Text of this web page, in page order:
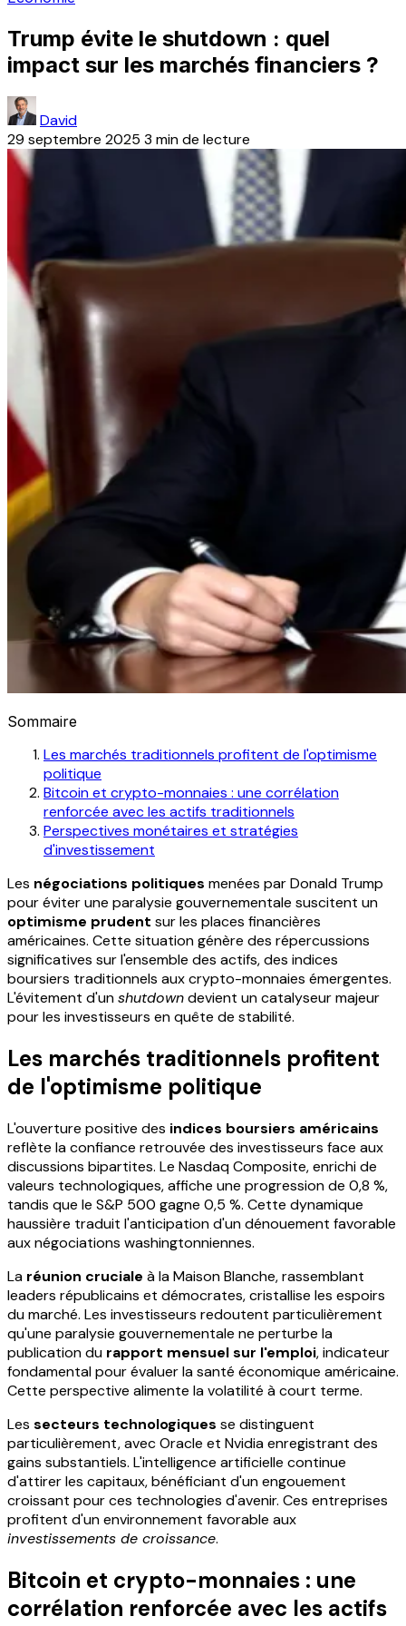
Trump évite le shutdown : quel
impact sur les marchés financiers ?
David
29 septembre 2025 3 min de lecture
Sommaire
Les marchés traditionnels profitent de l'optimisme
politique
Bitcoin et crypto-monnaies : une corrélation
renforcée avec les actifs traditionnels
Perspectives monétaires et stratégies
d'investissement
Les négociations politiques menées par Donald Trump
pour éviter une paralysie gouvernementale suscitent un
optimisme prudent sur les places financières
américaines. Cette situation génère des répercussions
significatives sur l'ensemble des actifs, des indices
boursiers traditionnels aux crypto-monnaies émergentes.
L'évitement d'unshutdowndevient un catalyseur majeur
pour les investisseurs en quête de stabilité.
Les marchés traditionnels profitent
de l'optimisme politique
L'ouverture positive des indices boursiers américains
reflète la confiance retrouvée des investisseurs face aux
discussions bipartites. Le Nasdaq Composite, enrichi de
valeurs technologiques, affiche une progression de 0,8 %,
tandis que le S&P 500 gagne 0,5 %. Cette dynamique
haussière traduit l'anticipation d'un dénouement favorable
aux négociations washingtonniennes.
La réunion cruciale à la Maison Blanche, rassemblant
leaders républicains et démocrates, cristallise les espoirs
du marché. Les investisseurs redoutent particulièrement
qu'une paralysie gouvernementale ne perturbe la
publication du rapport mensuel sur l'emploi, indicateur
fondamental pour évaluer la santé économique américaine.
Cette perspective alimente la volatilité à court terme.
Les secteurs technologiques se distinguent
particulièrement, avec Oracle et Nvidia enregistrant des
gains substantiels. L'intelligence artificielle continue
d'attirer les capitaux, bénéficiant d'un engouement
croissant pour ces technologies d'avenir. Ces entreprises
profitent d'un environnement favorable aux
investissements de croissance.
Bitcoin et crypto-monnaies : une
corrélation renforcée avec les actifs